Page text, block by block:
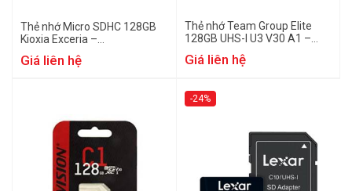
Thẻ nhớ Micro SDHC 128GB
Kioxia Exceria –
Giá liên hệ
Thẻ nhớ Team Group Elite
128GB UHS-I U3 V30 A1 –
Giá liên hệ
-24%